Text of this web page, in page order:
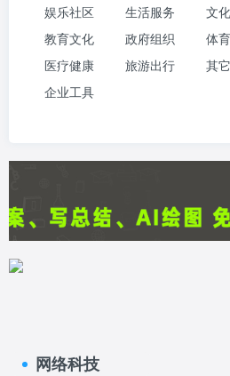
娱乐社区
生活服务 文
教育文化
政府组织 体
医疗健康
旅游出行 其
企业工具
网络科技